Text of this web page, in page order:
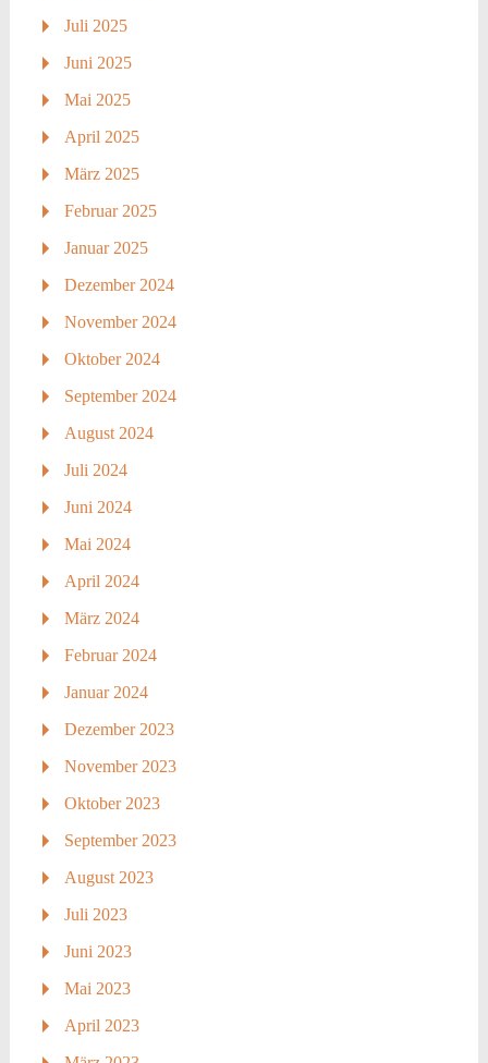
Juli 2025
Juni 2025
Mai 2025
April 2025
März 2025
Februar 2025
Januar 2025
Dezember 2024
November 2024
Oktober 2024
September 2024
August 2024
Juli 2024
Juni 2024
Mai 2024
April 2024
März 2024
Februar 2024
Januar 2024
Dezember 2023
November 2023
Oktober 2023
September 2023
August 2023
Juli 2023
Juni 2023
Mai 2023
April 2023